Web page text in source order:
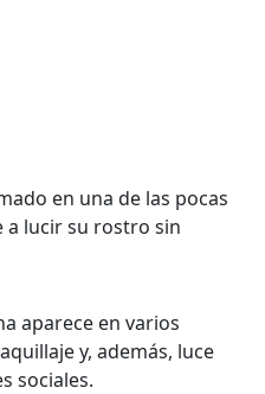
en una de las pocas
a lucir su rostro sin
aparece en varios
y, además, luce
sociales.